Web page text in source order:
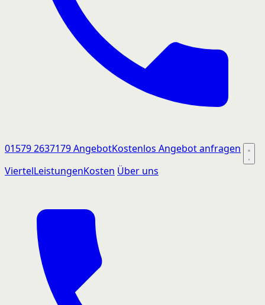
01579 2637179AngebotKostenlos Angebot anfragen
ViertelLeistungenKosten Über uns